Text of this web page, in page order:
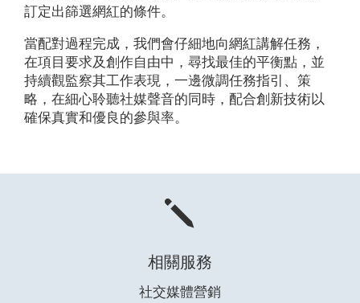
訂定出篩選網紅的條件。
當配對過程完成，我們會仔細地向網紅講解任務，
在項目要求及創作自由中，尋找最佳的平衡點，並
持續觀監察其工作表現，一邊微調任務指引、策
略，在細心聆聽社媒聲音的同時，配合創新技術以
確保真實和優良的參與率。
j
相關服務
社交媒體營銷